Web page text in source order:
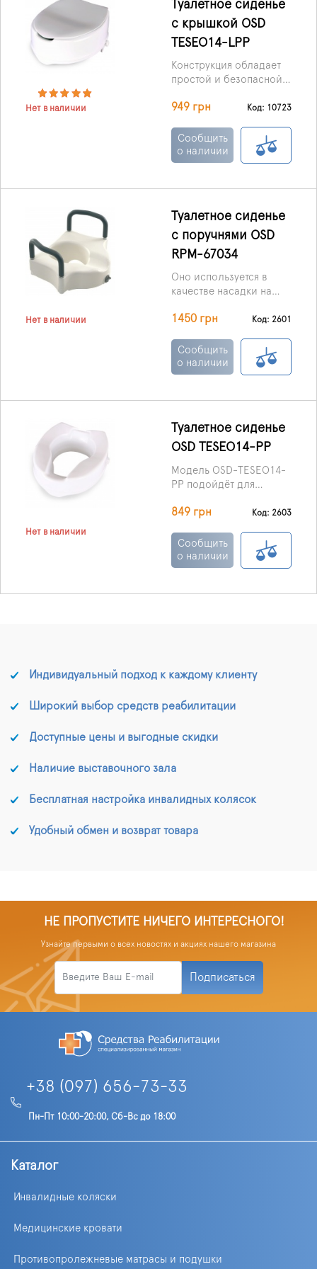
Нет в наличии
Туалетное сиденье
с крышкой OSD
TESEO14-LPP
Конструкция обладает
простой и безопасной
позволяет
практически на любой
унитаз, какого бы
размера и
949 грн Код: 10723
Сообщить
о наличии
Нет в наличии
Туалетное сиденье
c поручнями OSD
RPM-67034
Оно используется в
качестве насадки на
увеличить его высоту на
1450 грн Код: 2601
Сообщить
о наличии
Нет в наличии
Туалетное сиденье
OSD TESEO14-PP
Модель OSD-TESEO14-
PP подойдёт для
любых размеров и
849 грн Код: 2603
Сообщить
о наличии
Индивидуальный подход к каждому клиенту
Широкий выбор средств реабилитации
Доступные цены и выгодные скидки
Наличие выставочного зала
Бесплатная настройка инвалидных колясок
Удобный обмен и возврат товара
НЕ ПРОПУСТИТЕ НИЧЕГО ИНТЕРЕСНОГО!
Узнайте первыми о всех новостях и акциях нашего магазина
Подписаться
+38 (097) 656-73-33
Пн-Пт 10:00-20:00, Сб-Вс до 18:00
Каталог
Инвалидные коляски
Медицинские кровати
Противопролежневые матрасы и подушки